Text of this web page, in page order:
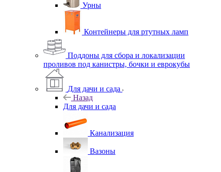
Урны
Контейнеры для ртутных ламп
Поддоны для сбора и локализации
проливов под канистры, бочки и еврокубы
Для дачи и сада
Назад
Для дачи и сада
Канализация
Вазоны